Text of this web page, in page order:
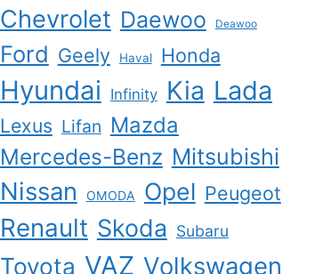
Chevrolet Daewoo Deawoo
Ford Geely Haval Honda
Hyundai Infinity Kia Lada
Lexus Lifan Mazda
Mercedes-Benz Mitsubishi
Nissan OMODA Opel Peugeot
Renault Skoda Subaru
Toyota VAZ Volkswagen